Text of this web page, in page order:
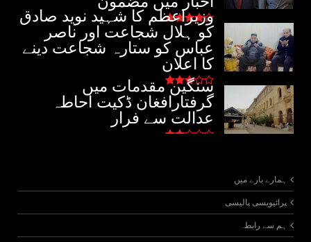
وزیراعظم کا شہید نوید صادق
کو ہلال شجاعت اور ناصر
عباس کو ستارہ شجاعت دینے
کا اعلان
سنگین مقدمات میں
گرفتارافغان ڈکیت احاطہ
عدالت سے فرار
ہمارے بارے میں
پرائیویسی پالیسی
ہم سے رابطہ